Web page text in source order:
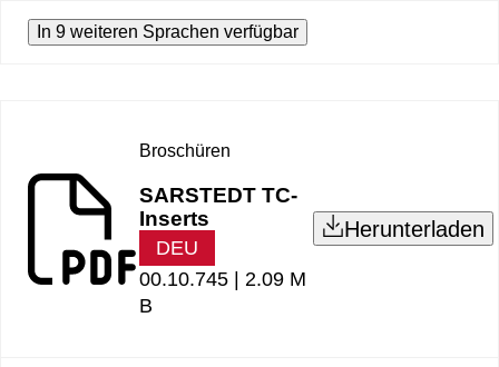
In 9 weiteren Sprachen verfügbar
Broschüren
SARSTEDT TC-
Inserts
DEU
00.10.745 | 2.09 M
B
Herunterladen